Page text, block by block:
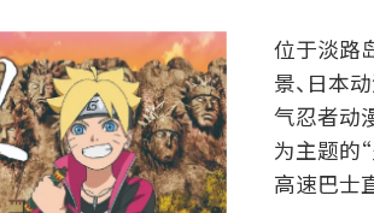
位于淡路
景、日本
气忍者动
为主题的
高速巴士